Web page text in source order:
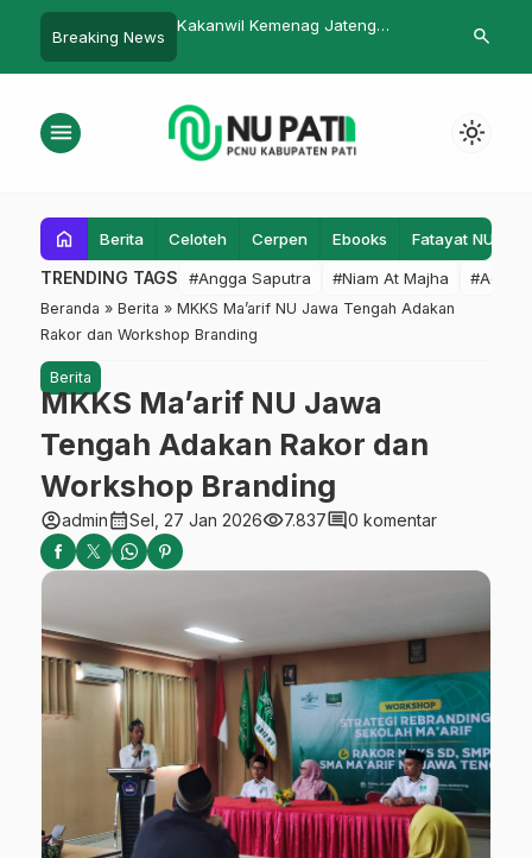
Breaking News
BOSDA di MA
Kajen
Ratusan Massa PMII Demo di
Bimtek
Pengurus
search
menu light_mode
home Berita Celoteh Cerpen Ebooks Fatayat NU
TRENDING TAGS #Angga Saputra #Niam At Majha #Admin
Beranda » Berita » MKKS Ma’arif NU Jawa Tengah Adakan
Rakor dan Workshop Branding
Berita
MKKS Ma’arif NU Jawa
Tengah Adakan Rakor dan
Workshop Branding
account_circleadmincalendar_monthSel, 27 Jan 2026visibility7.837comment0 komentar